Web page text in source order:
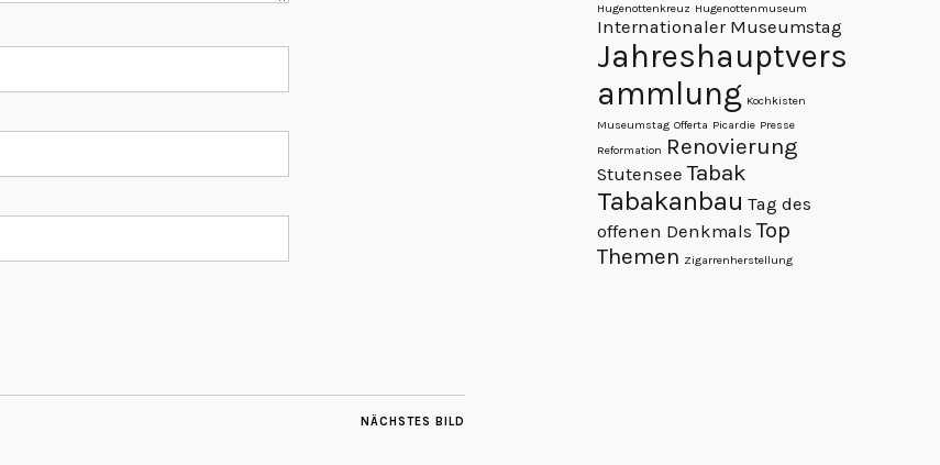
NÄCHSTES BILD
Hugenottenkreuz Hugenottenmuseum
Internationaler Museumstag
Jahreshauptvers
ammlung Kochkisten
Museumstag Offerta Picardie Presse
Reformation Renovierung
Stutensee Tabak
Tabakanbau Tag des
offenen Denkmals Top
Themen Zigarrenherstellung